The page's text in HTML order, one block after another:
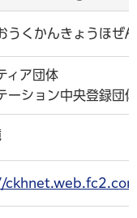
うくかんきょうほぜ
ィア団体
ーション中央登録団体